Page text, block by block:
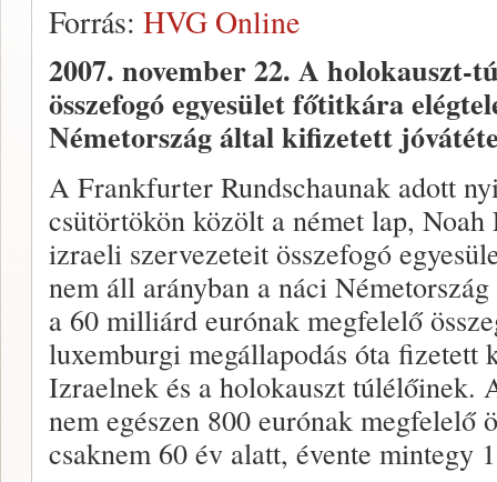
Forrás: HVG Online
2007. november 22. A holokauszt-
összefogó egyesület főtitkára
Németország által kifizetett
A Frankfurter Rundschaunak adott
csütörtökön közölt a német lap,
izraeli szervezeteit összefogó
nem áll arányban a náci
a 60 milliárd eurónak megfelelő
luxemburgi megállapodás óta fizetett
Izraelnek és a holokauszt túlélőinek.
nem egészen 800 eurónak megfelelő
csaknem 60 év alatt, évente mintegy